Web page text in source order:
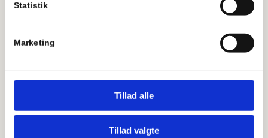
Statistik
Marketing
Tillad alle
Tillad valgte
Vådrumsarbejder.
Kontakt os for et uforpligtende tilbud
Kontakt os på telefon44 92 50 66eller e-
for at få et uforpligtende tilbud.
44 92 50 66